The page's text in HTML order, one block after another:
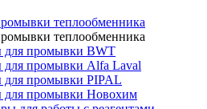
теплообменника
теплообменника
для промывки BWT
для промывки Alfa Laval
для промывки PIPAL
для промывки Новохим